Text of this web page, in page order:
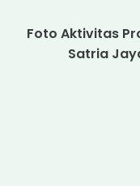
Foto Aktivitas
Satria